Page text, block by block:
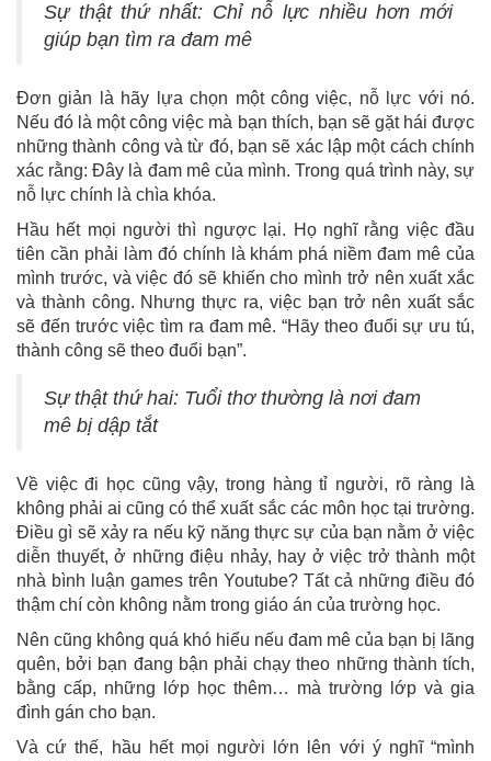
Sự thật thứ nhất: Chỉ nỗ lực nhiều hơn mới
giúp bạn tìm ra đam mê
Đơn giản là hãy lựa chọn một công việc, nỗ lực với nó.
Nếu đó là một công việc mà bạn thích, bạn sẽ gặt hái được
những thành công và từ đó, bạn sẽ xác lập một cách chính
xác rằng: Đây là đam mê của mình. Trong quá trình này, sự
nỗ lực chính là chìa khóa.
Hầu hết mọi người thì ngược lại. Họ nghĩ rằng việc đầu
tiên cần phải làm đó chính là khám phá niềm đam mê của
mình trước, và việc đó sẽ khiến cho mình trở nên xuất xắc
và thành công. Nhưng thực ra, việc bạn trở nên xuất sắc
sẽ đến trước việc tìm ra đam mê. “Hãy theo đuổi sự ưu tú,
thành công sẽ theo đuổi bạn”.
Sự thật thứ hai: Tuổi thơ thường là nơi đam
mê bị dập tắt
Về việc đi học cũng vậy, trong hàng tỉ người, rõ ràng là
không phải ai cũng có thể xuất sắc các môn học tại trường.
Điều gì sẽ xảy ra nếu kỹ năng thực sự của bạn nằm ở việc
diễn thuyết, ở những điệu nhảy, hay ở việc trở thành một
nhà bình luận games trên Youtube? Tất cả những điều đó
thậm chí còn không nằm trong giáo án của trường học.
Nên cũng không quá khó hiểu nếu đam mê của bạn bị lãng
quên, bởi bạn đang bận phải chạy theo những thành tích,
bằng cấp, những lớp học thêm… mà trường lớp và gia
đình gán cho bạn.
Và cứ thế, hầu hết mọi người lớn lên với ý nghĩ “mình